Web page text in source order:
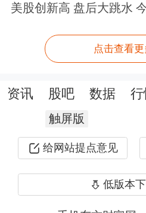
力方面，方案提出，
企”中小企业服务行
发展，更好发挥就业
中国国际中小企业博
制度，进一步优化创
美股创新高 盘后大跳水
点击查看
资讯 股吧 数据
触屏版
给网站提点意见
低版本